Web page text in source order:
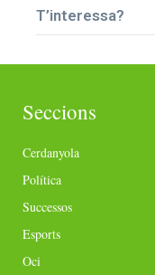
T’interessa?
Seccions
Cerdanyola
Política
Successos
Esports
Oci